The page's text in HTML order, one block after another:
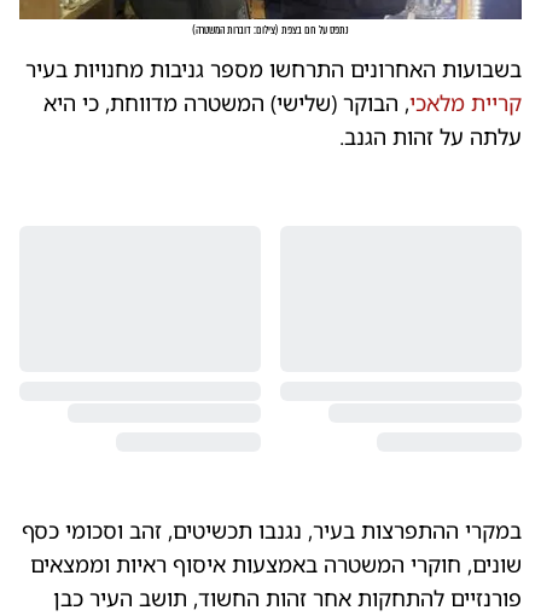
נתפס על חם בצפת (צילום: דוברות המשטרה)
בשבועות האחרונים התרחשו מספר גניבות מחנויות בעיר
קריית מלאכי, הבוקר (שלישי) המשטרה מדווחת, כי היא
עלתה על זהות הגנב.
במקרי ההתפרצות בעיר, נגנבו תכשיטים, זהב וסכומי כסף
שונים, חוקרי המשטרה באמצעות איסוף ראיות וממצאים
פורנזיים להתחקות אחר זהות החשוד, תושב העיר כבן